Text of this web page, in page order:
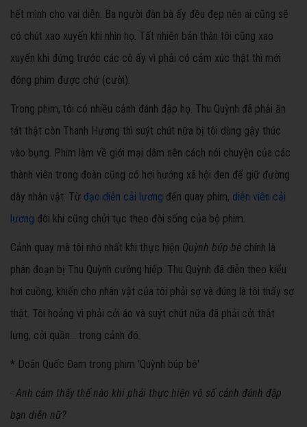
hết mình cho vai diễn. Ba người đàn bà ấy đều đẹp nên ai cũng sẽ
có chút xao xuyến khi nhìn họ. Tất nhiên bản thân tôi cũng xao
xuyến khi đứng trước các cô ấy vì phải có cảm xúc thật thì mới
đóng phim được chứ (cười).
Trong phim, tôi có nhiều cảnh đánh đập họ. Thu Quỳnh đã phải ăn
tát thật còn Thanh Hương thì suýt chút nữa bị tôi dùng gậy thúc
vào bụng. Phim làm về giới mại dâm nên cách nói chuyện của các
thành viên trong đoàn cũng có hơi hướng xã hội đen để giữ đường
dây nhân vật. Từ đạo diễn cải lương đến quay phim, diễn viên cải
lương đôi khi cũng chửi tục theo đời sống của bộ phim.
Cảnh quay mà tôi nhớ nhất khi thực hiện Quỳnh búp bê chính là
phân đoạn bị Thu Quỳnh cưỡng hiếp. Thu Quỳnh đã diễn theo kiểu
hơi cuồng, khiến cho nhân vật của tôi phải sợ và đúng là tôi thấy sợ
thật. Tôi hoảng vì phải cởi áo và suýt chút nữa đã phải cởi thắt
lưng, cởi quần... trong cảnh đó.
* Doãn Quốc Đam trong phim 'Quỳnh búp bê'
- Anh cảm thấy thế nào khi phải thực hiện vô số cảnh đánh đập
bạn diễn nữ?